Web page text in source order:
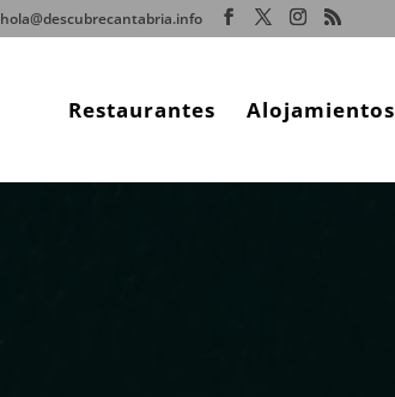
hola@descubrecantabria.info
Restaurantes Alojamientos